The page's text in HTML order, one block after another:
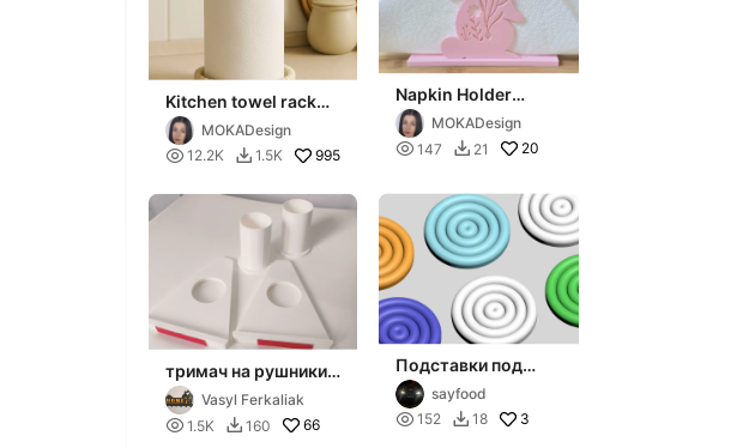
Kitchen towel rack
Prasel -MOKA
DesignMOKADesign
 12.2K  1.5K 995
Napkin Holder
Zajączek - MOKA
DesignMOKADesign
 147  21 20
тримач на рушники
паперові для кухні
Vasyl Ferkaliak
 1.5K  160 66
Подставки под
стаканы Rainbow
sayfood
 152  18 3